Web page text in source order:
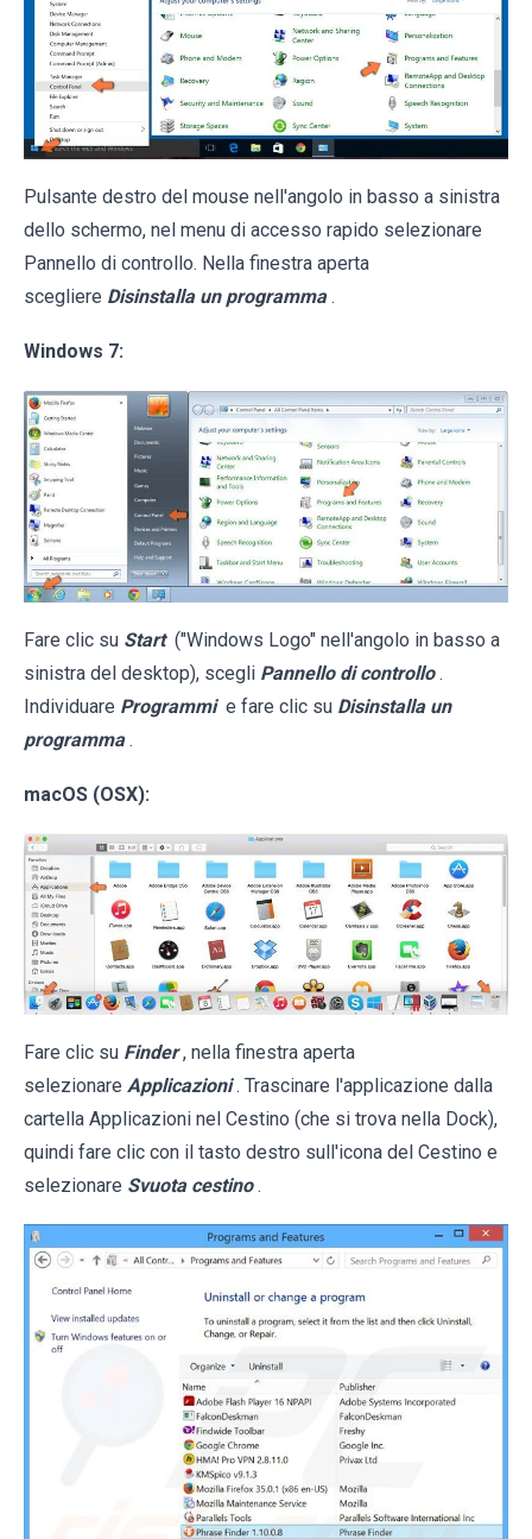
Pulsante destro del mouse nell'angolo in basso a sinistra
dello schermo, nel menu di accesso rapido selezionare
Pannello di controllo. Nella finestra aperta
scegliere Disinstalla un programma .
Windows 7:
Fare clic su Start ("Windows Logo" nell'angolo in basso a
sinistra del desktop), scegli Pannello di controllo .
Individuare Programmi e fare clic su Disinstalla un
programma .
macOS (OSX):
Fare clic su Finder , nella finestra aperta
selezionare Applicazioni . Trascinare l'applicazione dalla
cartella Applicazioni nel Cestino (che si trova nella Dock),
quindi fare clic con il tasto destro sull'icona del Cestino e
selezionare Svuota cestino .